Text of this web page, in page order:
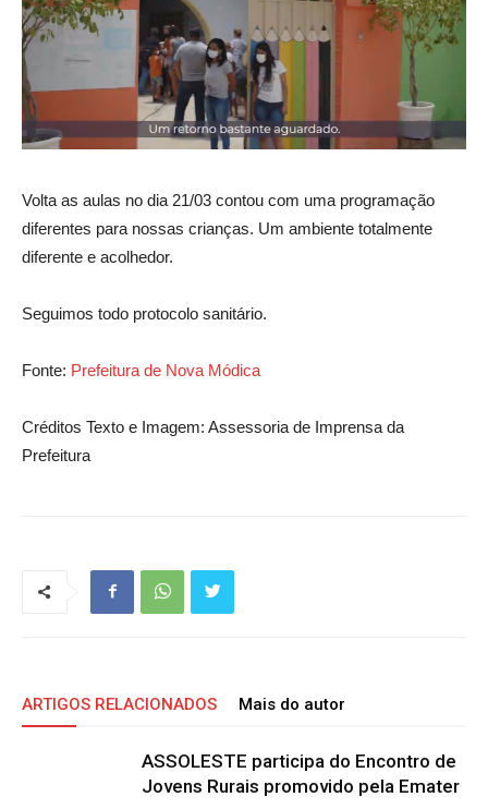
Volta as aulas no dia 21/03 contou com uma programação
diferentes para nossas crianças. Um ambiente totalmente
diferente e acolhedor.
Seguimos todo protocolo sanitário.
Fonte: Prefeitura de Nova Módica
Créditos Texto e Imagem: Assessoria de Imprensa da
Prefeitura
ARTIGOS RELACIONADOS Mais do autor
ASSOLESTE participa do Encontro de
Jovens Rurais promovido pela Emater